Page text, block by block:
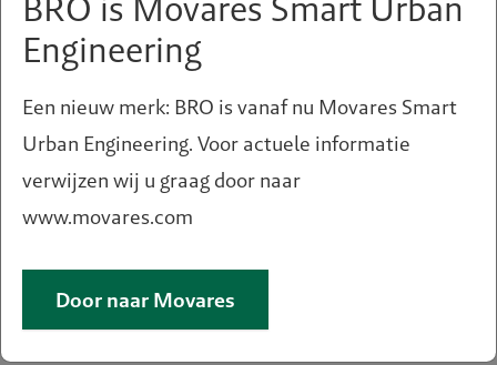
arbeidsmigranten
Engineering
Een nieuw merk: BRO is vanaf nu Movares Smart
Urban Engineering. Voor actuele informatie
verwijzen wij u graag door naar
www.movares.com
Door naar Movares